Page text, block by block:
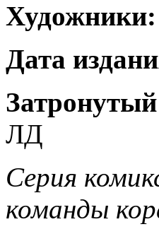
Художники:
Дата
ЛД
Серия
команды